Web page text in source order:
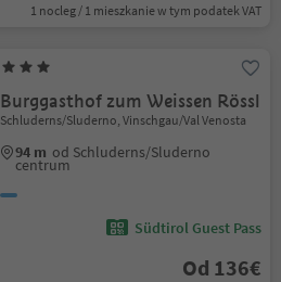
1 nocleg / 1 mieszkanie w tym podatek VAT
Burggasthof zum Weissen Rössl
Schluderns/Sluderno, Vinschgau/Val Venosta
94 m od Schluderns/Sluderno
centrum
Südtirol Guest Pass
Od 136€